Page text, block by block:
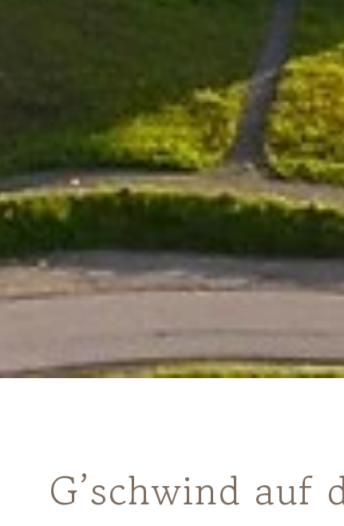
G’schwind auf